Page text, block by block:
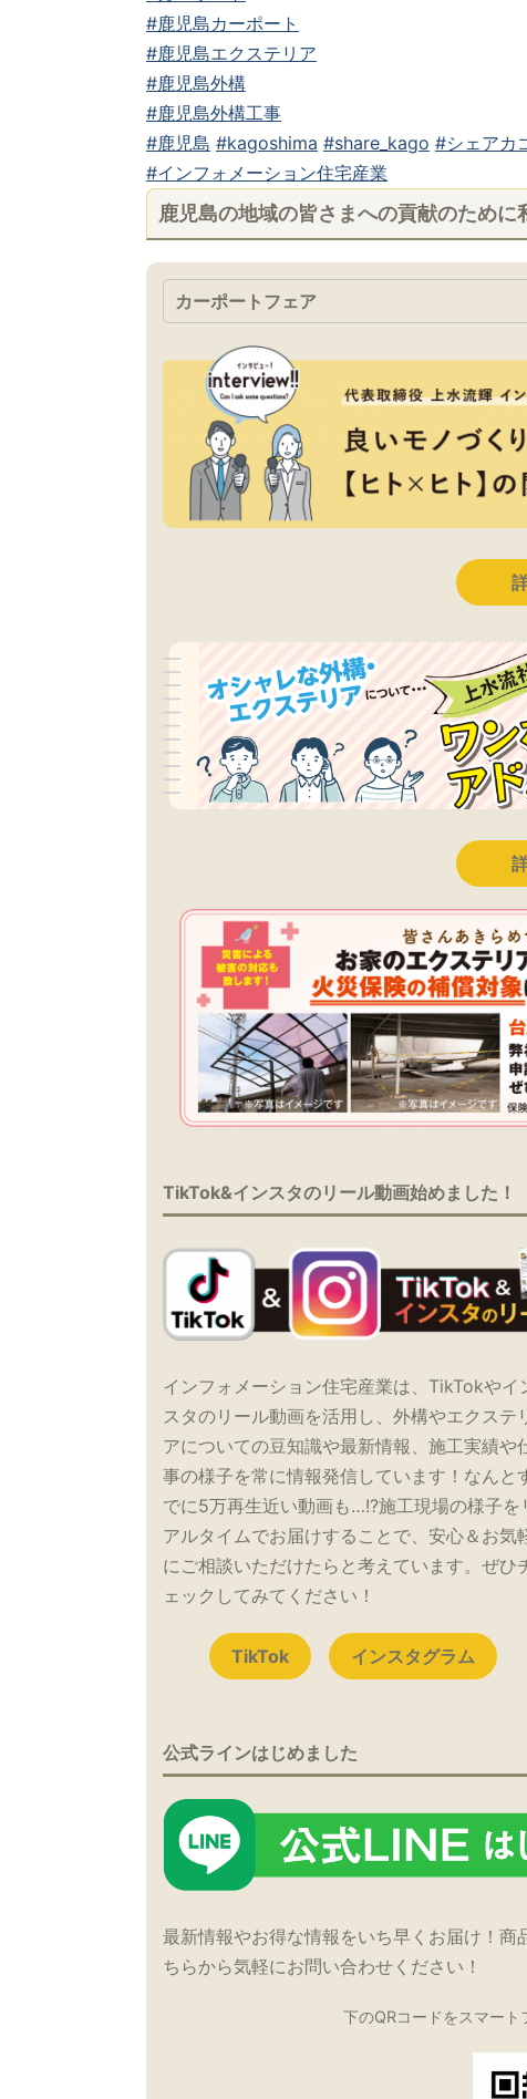
#鹿児島カーポート
#鹿児島エクステリア
#鹿児島外構
#鹿児島外構工事
#鹿児島 #kagoshima #share_kago #シェアカ
#インフォメーション住宅産業
鹿児島の地域の皆さまへの貢献のために
カーポートフェア
TikTok&インスタのリール動画始めました！
インフォメーション住宅産業は、TikTokやイ
スタのリール動画を活用し、外構やエクステ
アについての豆知識や最新情報、施工実績や
事の様子を常に情報発信しています！なんと
でに5万再生近い動画も…!?施工現場の様子を
アルタイムでお届けすることで、安心＆お気
にご相談いただけたらと考えています。ぜひ
ェックしてみてください！
TikTok インスタグラム
公式ラインはじめました
最新情報やお得な情報をいち早くお届け！
ちらから気軽にお問い合わせください！
下のQRコードをスマー